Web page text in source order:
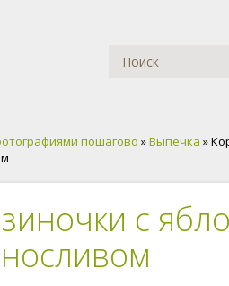
пошагово »Выпечка »
с